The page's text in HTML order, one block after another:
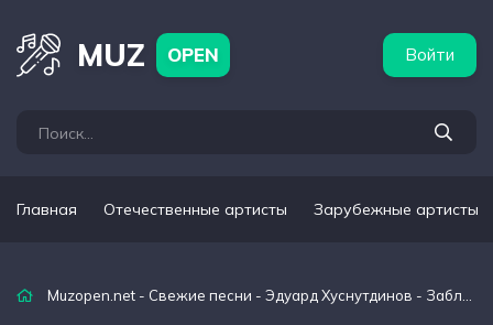
MUZ OPEN Войти
Главная Отечественные артисты Зарубежные артисты
Muzopen.net - Свежие песни - Эдуард Хуснутдинов - Заблудились с тобой
артисты Популярные подборки